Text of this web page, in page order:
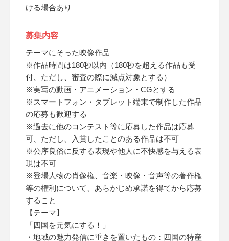
ける場合あり
募集内容
テーマにそった映像作品
※作品時間は180秒以内（180秒を超える作品も受
付、ただし、審査の際に減点対象とする）
※実写の動画・アニメーション・CGとする
※スマートフォン・タブレット端末で制作した作品
の応募も歓迎する
※過去に他のコンテスト等に応募した作品は応募
可、ただし、入賞したことのある作品は不可
※公序良俗に反する表現や他人に不快感を与える表
現は不可
※登場人物の肖像権、音楽・映像・音声等の著作権
等の権利について、あらかじめ承諾を得てから応募
すること
【テーマ】
「四国を元気にする！」
・地域の魅力発信に重きを置いたもの：四国の特産